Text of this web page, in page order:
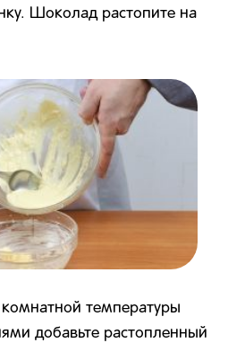
Шоколад растопите на
температуры
добавьте растопленный